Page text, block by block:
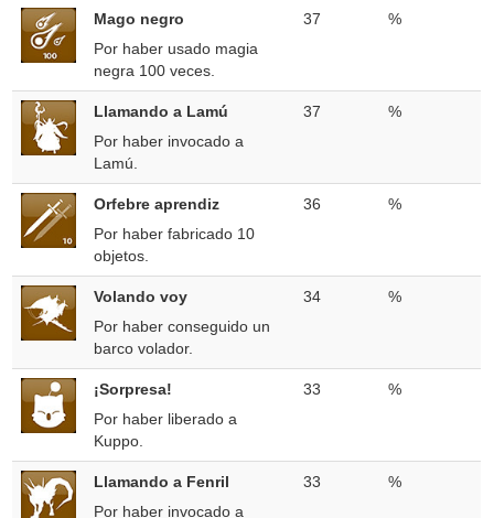
Mago negro
Por haber usado magia
negra 100 veces.
37 %
Llamando a Lamú
Por haber invocado a
Lamú.
37 %
Orfebre aprendiz
Por haber fabricado 10
objetos.
36 %
Volando voy
Por haber conseguido un
barco volador.
34 %
¡Sorpresa!
Por haber liberado a
Kuppo.
33 %
Llamando a Fenril
Por haber invocado a
33 %